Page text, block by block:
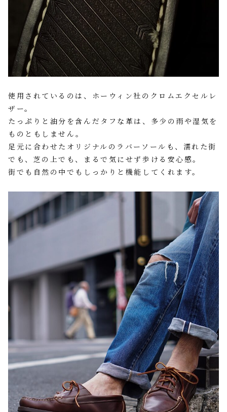
使用されているのは、ホーウィン社のクロムエクセルレ
ザー。
たっぷりと油分を含んだタフな革は、多少の雨や湿気を
ものともしません。
足元に合わせたオリジナルのラバーソールも、濡れた街
でも、芝の上でも、まるで気にせず歩ける安心感。
街でも自然の中でもしっかりと機能してくれます。